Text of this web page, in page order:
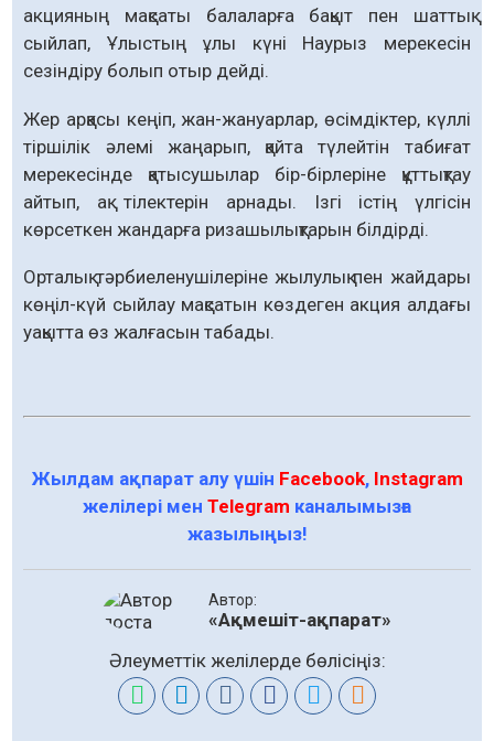
акцияның мақсаты балаларға бақыт пен шаттық
сыйлап, Ұлыстың ұлы күні Наурыз мерекесін
сезіндіру болып отыр дейді.
Жер арқасы кеңіп, жан-жануарлар, өсімдіктер, күллі
тіршілік әлемі жаңарып, қайта түлейтін табиғат
мерекесінде қатысушылар бір-бірлеріне құттықтау
айтып, ақ тілектерін арнады. Ізгі істің үлгісін
көрсеткен жандарға ризашылықтарын білдірді.
Орталық тәрбиеленушілеріне жылулық пен жайдары
көңіл-күй сыйлау мақсатын көздеген акция алдағы
уақытта өз жалғасын табады.
Жылдам ақпарат алу үшін Facebook, Instagram
желілері мен Telegram каналымызға
жазылыңыз!
Автор:
«Ақмешіт-ақпарат»
Әлеуметтік желілерде бөлісіңіз: